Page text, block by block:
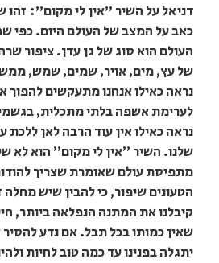
דניאל על השיר "אין לי מקום":
כאב על המצב של העולם היום. כפי
העולם הוא סוג של גן עדן. ציפור
של עץ, מים, אויר, שמים, שמש,
נראה כאילו אנחנו מתעקשים להפוך
לערימת אשפה בלתי מתכלית,
נראה כאילו אין עוד הרבה לאן
שלנו. השיר ״אין לי מקום״ הוא לא
מתפיסת עולם שאומרת שצריך
הטעונים שיפור, כי להבין שיש מחלה
קיבלנו את המתנה הנפלאה ביותר,
שאין כמותו בכל תבל. אם נדע
יתגלה בפנינו עד כמה טוב לחיות